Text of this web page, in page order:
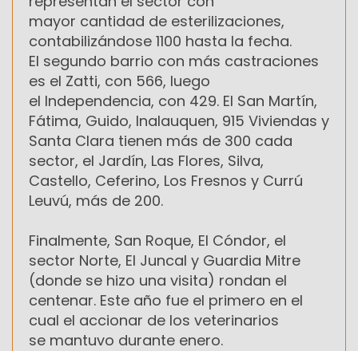
mayor cantidad de esterilizaciones,
contabilizándose 1100 hasta la fecha.
El segundo barrio con más castraciones
es el Zatti, con 566, luego
el Independencia, con 429. El San Martín,
Fátima, Guido, Inalauquen, 915 Viviendas y
Santa Clara tienen más de 300 cada
sector, el Jardín, Las Flores, Silva,
Castello, Ceferino, Los Fresnos y Currú
Leuvú, más de 200.
Finalmente, San Roque, El Cóndor, el
sector Norte, El Juncal y Guardia Mitre
(donde se hizo una visita) rondan el
centenar. Este año fue el primero en el
cual el accionar de los veterinarios
se mantuvo durante enero.